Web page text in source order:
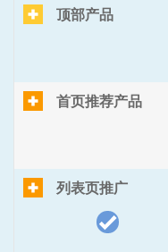
顶部产品
首页推荐产品
列表页推广